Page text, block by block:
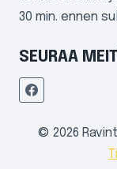
30 min. ennen
SEURAA
© 2026